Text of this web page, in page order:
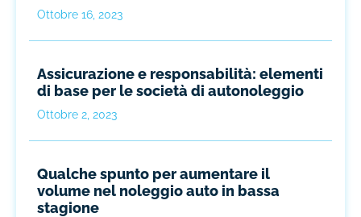
Ottobre 16, 2023
Assicurazione e responsabilità: elementi
di base per le società di autonoleggio
Ottobre 2, 2023
Qualche spunto per aumentare il
volume nel noleggio auto in bassa
stagione